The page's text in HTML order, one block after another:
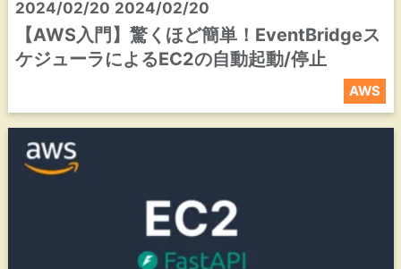
2024/02/20 2024/02/20
【AWS入門】驚くほど簡単！EventBridgeス
ケジューラによるEC2の自動起動/停止
AWS